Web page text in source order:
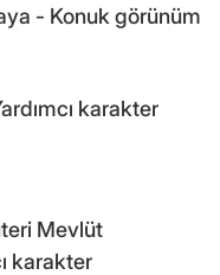
- Konuk görünüm
karakter
Mevlüt
karakter